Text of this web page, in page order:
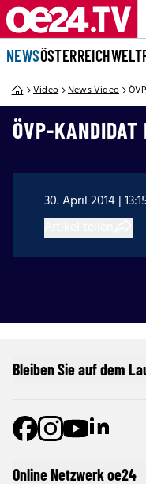
NEWSÖSTERREICHWELT
Video News Video
ÖVP-KANDIDAT
30. April 2014 |
Online Netzwerk oe24
Bleiben Sie auf dem